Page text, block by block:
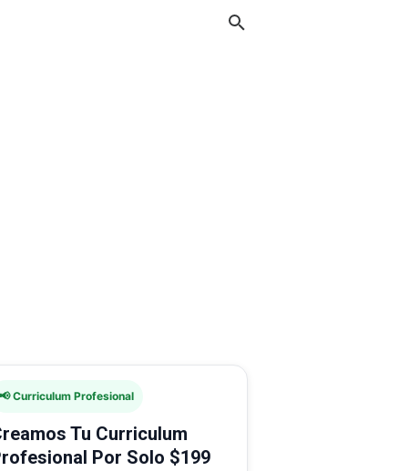
📢 Curriculum Profesional
Tu Curriculum
Por Solo $199